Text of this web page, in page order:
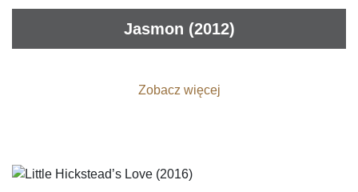
Jasmon (2012)
Zobacz więcej